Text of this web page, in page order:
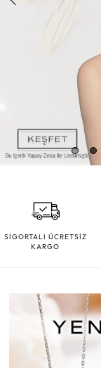
SİGORTALI ÜCRETSİZ
KARGO